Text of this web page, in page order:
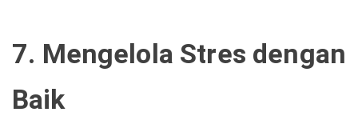
7. Mengelola Stres dengan
Baik